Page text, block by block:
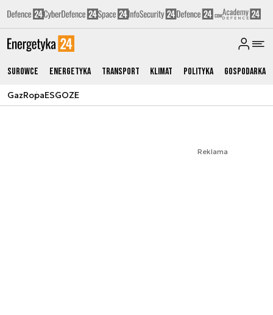
Surowce Energetyka Transport Klimat Polityka Gospodarka
GazRopaESGOZE
Reklama